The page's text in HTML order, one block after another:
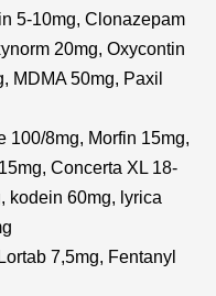
5-10mg, Clonazepam
20mg, Oxycontin
MDMA 50mg, Paxil
100/8mg, Morfin 15mg,
Concerta XL 18-
kodein 60mg, lyrica
7,5mg, Fentanyl